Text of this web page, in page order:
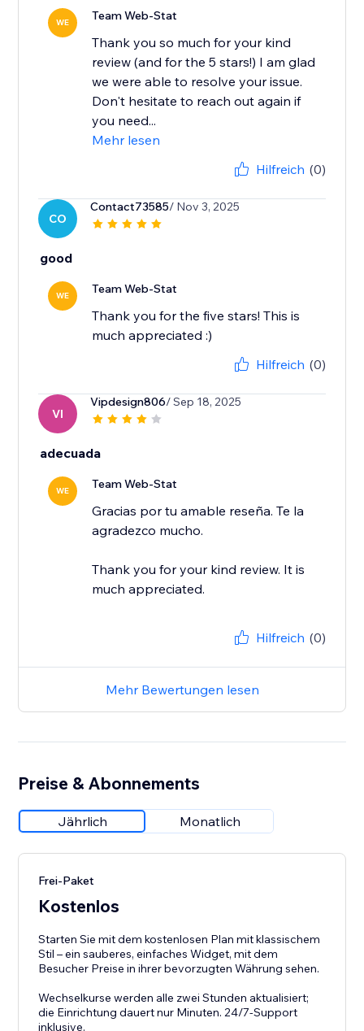
WE Team Web-Stat
Thank you so much for your kind
review (and for the 5 stars!) I am glad
we were able to resolve your issue.
Don't hesitate to reach out again if
you need...
Mehr lesen
Hilfreich (0)
CO
Contact73585/ Nov 3, 2025
good
WE Team Web-Stat
Thank you for the five stars! This is
much appreciated :)
Hilfreich (0)
VI
Vipdesign806/ Sep 18, 2025
adecuada
WE Team Web-Stat
Gracias por tu amable reseña. Te la
agradezco mucho.
Thank you for your kind review. It is
much appreciated.
Hilfreich (0)
Mehr Bewertungen lesen
Preise & Abonnements
Jährlich Monatlich
Frei-Paket
Kostenlos
Starten Sie mit dem kostenlosen Plan mit klassischem
Stil – ein sauberes, einfaches Widget, mit dem
Besucher Preise in ihrer bevorzugten Währung sehen.
Wechselkurse werden alle zwei Stunden aktualisiert;
die Einrichtung dauert nur Minuten. 24/7-Support
inklusive.